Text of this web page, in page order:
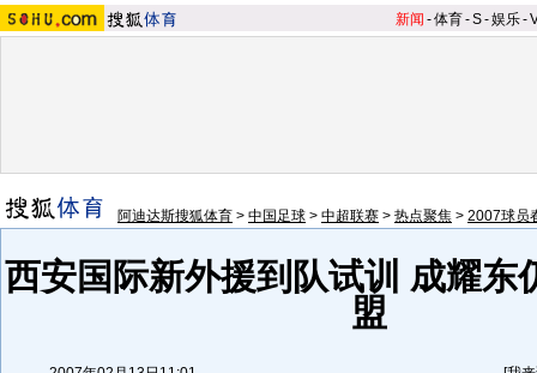
新闻 -体育-S-娱乐-
阿迪达斯搜狐体育 > 中国足球 > 中超联赛 > 热点聚焦 > 2007球员
西安国际新外援到队试训 成耀东
盟